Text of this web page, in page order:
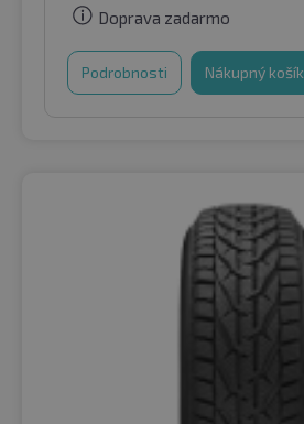
Doprava zadarmo
Podrobnosti Nákupný košík